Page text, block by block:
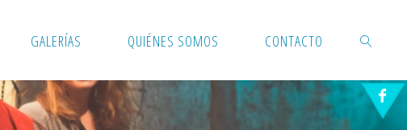
GALERÍAS QUIÉNES SOMOS CONTACTO
BUSCAR